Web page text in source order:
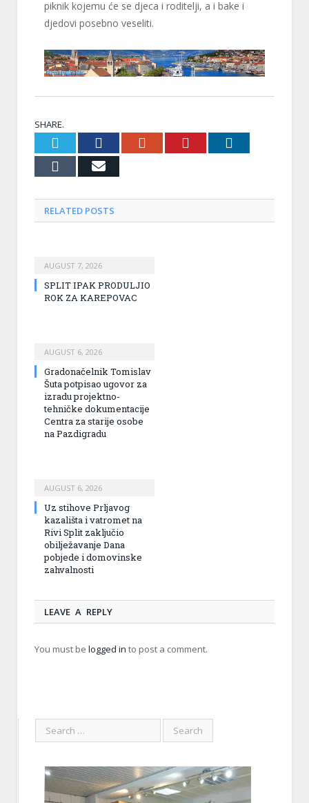
piknik kojemu će se djeca i roditelji, a i bake i
djedovi posebno veseliti.
SHARE.
TwitterFacebookGoogle+Pinterest
TumblrEmail
RELATED POSTS
AUGUST 7, 2026
SPLIT IPAK PRODULJIO
ROK ZA KAREPOVAC
AUGUST 6, 2026
Gradonačelnik Tomislav
Šuta potpisao ugovor za
izradu projektno-
tehničke dokumentacije
Centra za starije osobe
na Pazdigradu
AUGUST 6, 2026
Uz stihove Prljavog
kazališta i vatromet na
Rivi Split zaključio
obilježavanje Dana
pobjede i domovinske
zahvalnosti
LEAVE A REPLY
You must be logged in to post a comment.